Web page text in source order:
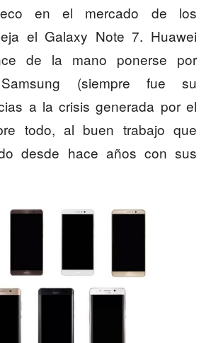
en el mercado de los
el Galaxy Note 7. Huawei
de la mano ponerse por
(siempre fue su
a la crisis generada por el
todo, al buen trabajo que
desde hace años con sus